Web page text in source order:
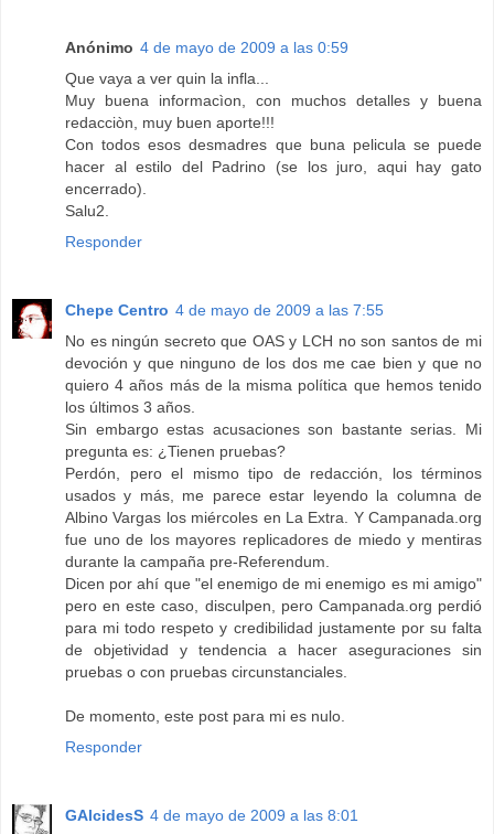
Anónimo 4 de mayo de 2009 a las 0:59
Que vaya a ver quin la infla...
Muy buena informacìon, con muchos detalles y buena
redacciòn, muy buen aporte!!!
Con todos esos desmadres que buna pelicula se puede
hacer al estilo del Padrino (se los juro, aqui hay gato
encerrado).
Salu2.
Responder
Chepe Centro 4 de mayo de 2009 a las 7:55
No es ningún secreto que OAS y LCH no son santos de mi
devoción y que ninguno de los dos me cae bien y que no
quiero 4 años más de la misma política que hemos tenido
los últimos 3 años.
Sin embargo estas acusaciones son bastante serias. Mi
pregunta es: ¿Tienen pruebas?
Perdón, pero el mismo tipo de redacción, los términos
usados y más, me parece estar leyendo la columna de
Albino Vargas los miércoles en La Extra. Y Campanada.org
fue uno de los mayores replicadores de miedo y mentiras
durante la campaña pre-Referendum.
Dicen por ahí que "el enemigo de mi enemigo es mi amigo"
pero en este caso, disculpen, pero Campanada.org perdió
para mi todo respeto y credibilidad justamente por su falta
de objetividad y tendencia a hacer aseguraciones sin
pruebas o con pruebas circunstanciales.
De momento, este post para mi es nulo.
Responder
GAlcidesS 4 de mayo de 2009 a las 8:01